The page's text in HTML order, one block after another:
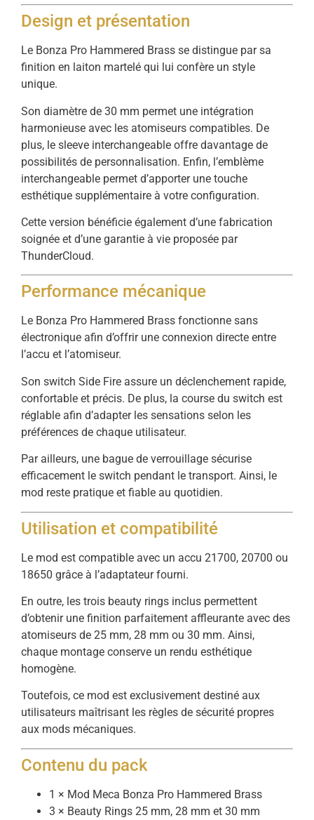
Design et présentation
Le Bonza Pro Hammered Brass se distingue par sa
finition en laiton martelé qui lui confère un style
unique.
Son diamètre de 30 mm permet une intégration
harmonieuse avec les atomiseurs compatibles. De
plus, le sleeve interchangeable offre davantage de
possibilités de personnalisation. Enfin, l’emblème
interchangeable permet d’apporter une touche
esthétique supplémentaire à votre configuration.
Cette version bénéficie également d’une fabrication
soignée et d’une garantie à vie proposée par
ThunderCloud.
Performance mécanique
Le Bonza Pro Hammered Brass fonctionne sans
électronique afin d’offrir une connexion directe entre
l’accu et l’atomiseur.
Son switch Side Fire assure un déclenchement rapide,
confortable et précis. De plus, la course du switch est
réglable afin d’adapter les sensations selon les
préférences de chaque utilisateur.
Par ailleurs, une bague de verrouillage sécurise
efficacement le switch pendant le transport. Ainsi, le
mod reste pratique et fiable au quotidien.
Utilisation et compatibilité
Le mod est compatible avec un accu 21700, 20700 ou
18650 grâce à l’adaptateur fourni.
En outre, les trois beauty rings inclus permettent
d’obtenir une finition parfaitement affleurante avec des
atomiseurs de 25 mm, 28 mm ou 30 mm. Ainsi,
chaque montage conserve un rendu esthétique
homogène.
Toutefois, ce mod est exclusivement destiné aux
utilisateurs maîtrisant les règles de sécurité propres
aux mods mécaniques.
Contenu du pack
1 × Mod Meca Bonza Pro Hammered Brass
3 × Beauty Rings 25 mm, 28 mm et 30 mm